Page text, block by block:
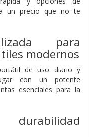
un precio que no te
para
modernos
de uso diario y
con un potente
esenciales para la